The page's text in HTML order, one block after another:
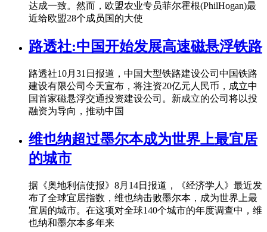
达成一致。然而，欧盟农业专员菲尔霍根(PhilHogan)最
近给欧盟28个成员国的大使
路透社:中国开始发展高速磁悬浮铁路
路透社10月31日报道，中国大型铁路建设公司中国铁路
建设有限公司今天宣布，将注资20亿元人民币，成立中
国首家磁悬浮交通投资建设公司。新成立的公司将以投
融资为导向，推动中国
维也纳超过墨尔本成为世界上最宜居
的城市
据《奥地利信使报》8月14日报道，《经济学人》最近发
布了全球宜居指数，维也纳击败墨尔本，成为世界上最
宜居的城市。在这项对全球140个城市的年度调查中，维
也纳和墨尔本多年来